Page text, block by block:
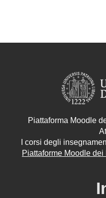
Piattaforma Moodle
I corsi degli
Piattaforme Moodle